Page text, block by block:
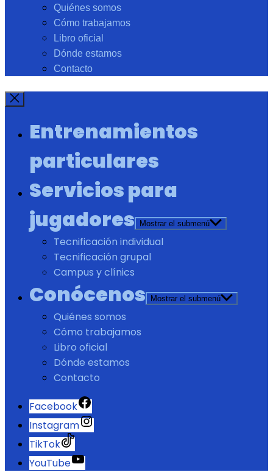
Quiénes somos
Cómo trabajamos
Libro oficial
Dónde estamos
Contacto
Entrenamientos
particulares
Servicios para
jugadores
Mostrar el submenú
Tecnificación individual
Tecnificación grupal
Campus y clínics
Conócenos Mostrar el submenú
Quiénes somos
Cómo trabajamos
Libro oficial
Dónde estamos
Contacto
Facebook
Instagram
TikTok
YouTube